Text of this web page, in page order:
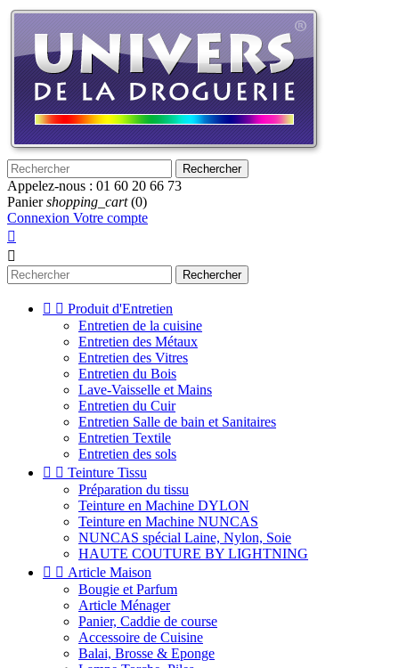
Rechercher
Appelez-nous : 01 60 20 66 73
Panier shopping_cart (0)
Connexion Votre compte


Rechercher
  Produit d'Entretien
Entretien de la cuisine
Entretien des Métaux
Entretien des Vitres
Entretien du Bois
Lave-Vaisselle et Mains
Entretien du Cuir
Entretien Salle de bain et Sanitaires
Entretien Textile
Entretien des sols
  Teinture Tissu
Préparation du tissu
Teinture en Machine DYLON
Teinture en Machine NUNCAS
NUNCAS spécial Laine, Nylon, Soie
HAUTE COUTURE BY LIGHTNING
  Article Maison
Bougie et Parfum
Article Ménager
Panier, Caddie de course
Accessoire de Cuisine
Balai, Brosse & Eponge